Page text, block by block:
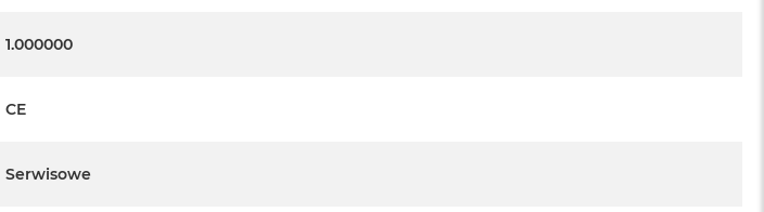
1.000000
CE
Serwisowe